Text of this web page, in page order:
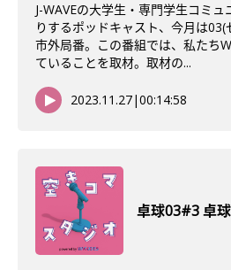
J-WAVEの大学生・専門学生コミュ
りするポッドキャスト、今月は
市外局番。この番組では、私たち
ていることを取材。取材の...
2023.11.27|00:14:58
卓球03#3 卓